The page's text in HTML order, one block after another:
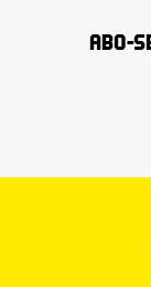
Abo-